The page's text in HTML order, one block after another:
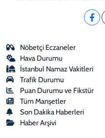
Nöbetçi Eczaneler
Hava Durumu
İstanbul Namaz Vakitleri
Trafik Durumu
Puan Durumu ve Fikstür
Tüm Manşetler
Son Dakika Haberleri
Haber Arşivi